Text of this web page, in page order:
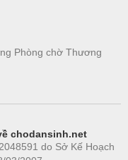
Phòng chờ Thương
chodansinh.net
do Sở Kế Hoạch